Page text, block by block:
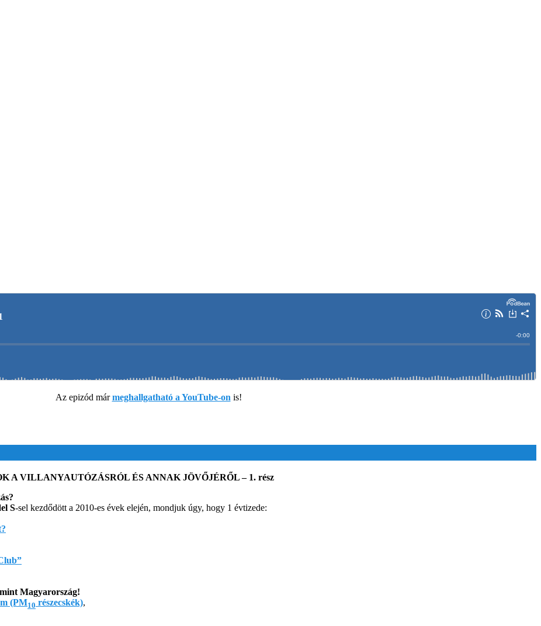
Az epizód mármeghallgatható a YouTube-on is!
A VILLANYAUTÓZÁSRÓL ÉS ANNAK JÖVŐJÉRŐL – 1. rész
S-sel kezdődött a 2010-es évek elején, mondjuk úgy, hogy 1 évtizede:
Magyarország!
(PM10 részecskék),